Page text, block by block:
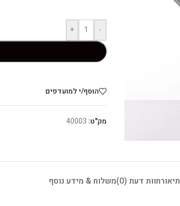
-
+
הוסף/י למועדפים
מק"ט: 40003
תיאורחוות דעת (0) משלוח & מידע נוסף